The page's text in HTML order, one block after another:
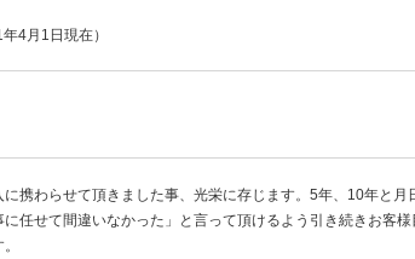
4月1日現在）
携わらせて頂きました事、光栄に存じます。5年、10年と月
任せて間違いなかった」と言って頂けるよう引き続きお客様